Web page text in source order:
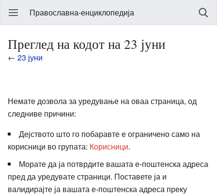
Православна-енциклопедија
Преглед на кодот на 23 јуни
← 23 јуни
Немате дозвола за уредување на оваа страница, од
следниве причини:
Дејството што го побаравте е ограничено само на
корисници во групата: Корисници.
Морате да ја потврдите вашата е-поштенска адреса
пред да уредувате страници. Поставете ја и
валидирајте ја вашата е-поштенска адреса преку